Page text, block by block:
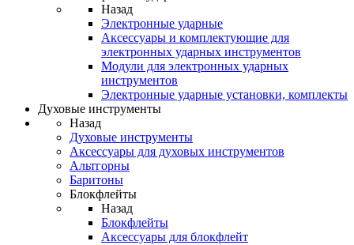
Назад
Электронные ударные
Аксессуары и комплектующие для
электронных ударных инструментов
Модули для электронных ударных
инструментов
Электронные ударные установки, комплекты
Духовые инструменты
Назад
Духовые инструменты
Аксессуары для духовых инструментов
Альтгорны
Баритоны
Блокфлейты
Назад
Блокфлейты
Аксессуары для блокфлейт